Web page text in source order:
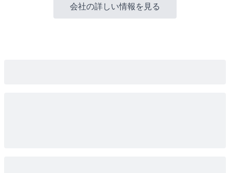
会社の詳しい情報を見る